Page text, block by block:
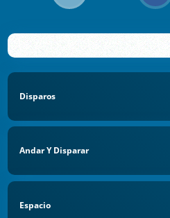
Disparos
Andar Y Disparar
Espacio